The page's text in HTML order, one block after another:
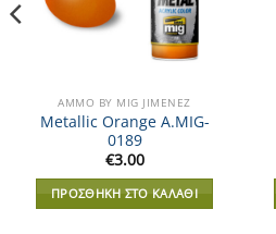
AMMO BY MIG JIMENEZ
Metallic Orange A.MIG-
0189
€3.00
ΠΡΟΣΘΉΚΗ ΣΤΟ ΚΑΛΆΘΙ